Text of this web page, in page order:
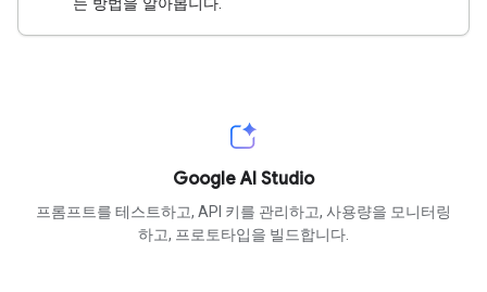
Google AI Studio
프롬프트를 테스트하고, API 키를 관리하고, 사용량을 모니터링
하고, 프로토타입을 빌드합니다.